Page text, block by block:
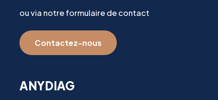
ou via notre formulaire de contact
Contactez-nous
ANYDIAG